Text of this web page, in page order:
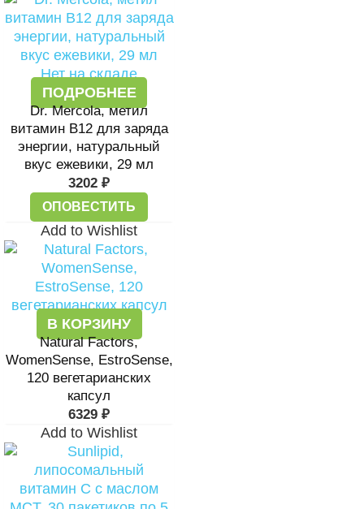
Нет на складе
ПОДРОБНЕЕ
Dr. Mercola, метил
витамин B12 для заряда
энергии, натуральный
вкус ежевики, 29 мл
3202 ₽
ОПОВЕСТИТЬ
Add to Wishlist
В КОРЗИНУ
Natural Factors,
WomenSense, EstroSense,
120 вегетарианских
капсул
6329 ₽
Add to Wishlist